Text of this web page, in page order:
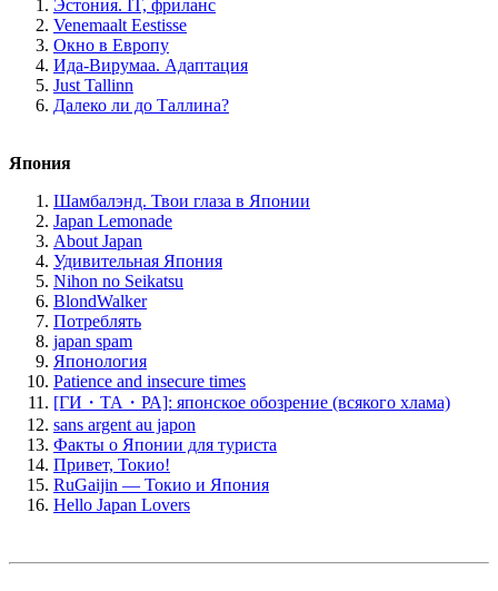
Эстония. IT, фриланс
Venemaalt Eestisse
Окно в Европу
Ида-Вирумаа. Адаптация
Just Tallinn
Далеко ли до Таллина?
Япония
Шамбалэнд. Твои глаза в Японии
Japan Lemonade
About Japan
Удивительная Япония
Nihon no Seikatsu
BlondWalker
Потреблять
japan spam
Японология
Patience and insecure times
[ГИ・ТА・РА]: японское обозрение (всякого хлама)
sans argent au japon
Факты о Японии для туриста
Привет, Токио!
RuGaijin — Токио и Япония
Hello Japan Lovers